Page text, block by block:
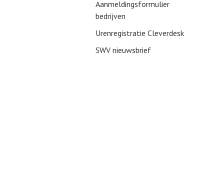
Aanmeldingsformulier
bedrijven
Urenregistratie Cleverdesk
SWV nieuwsbrief